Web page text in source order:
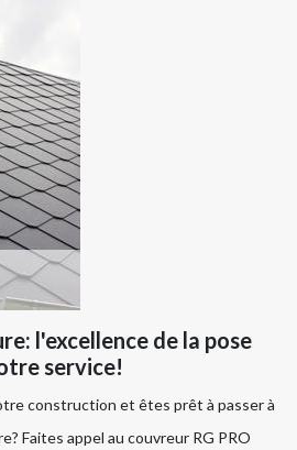
l'excellence de la pose
service!
construction et êtes prêt à passer à
Faites appel au couvreur RG PRO